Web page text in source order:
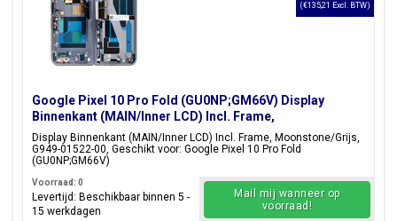
Google Pixel 10 Pro Fold (GU0NP;GM66V) Display
Binnenkant (MAIN/Inner LCD) Incl. Frame,
Moonstone/Grijs, G949-01522-00
Display Binnenkant (MAIN/Inner LCD) Incl. Frame, Moonstone/Grijs,
G949-01522-00, Geschikt voor: Google Pixel 10 Pro Fold
(GU0NP;GM66V)
(€135,21 Excl. BTW)
Voorraad: 0
Levertijd: Beschikbaar binnen 5 -
15 werkdagen
Mail mij wanneer op
voorraad!